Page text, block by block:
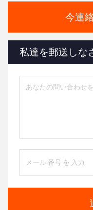
今連
私達を郵送しな